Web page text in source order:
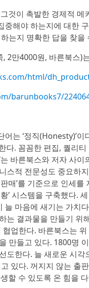
것이 촉발한 경제적
해야 하는지에 대한
는지 명확한 답을 찾
, 2만4000원, 바른북스)
html/
barunbooks7/
는 ‘정직(Honesty)’
다. 꼼꼼한 편집, 퀄리
바른북스와 저자 사
스적 전문성도 중요하
매’를 기준으로 인세
’ 시스템을 구축했다.
늘 마음에 새기는 가치
는 결과물을 만들기
업한다. 바른북스는
만들고 있다. 1800명
도한다. 늘 새로운 시
있다. 꺼지지 않는 출
할 수 있도록 온 힘을